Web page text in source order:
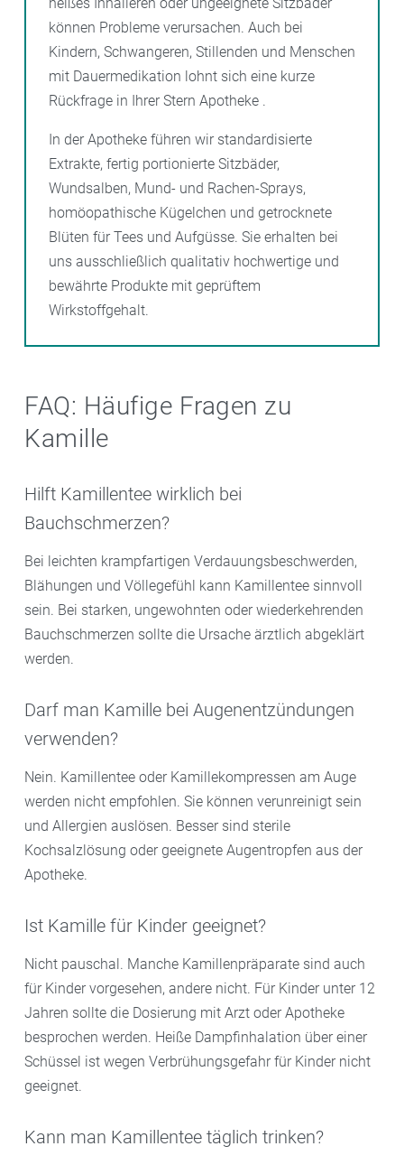
können Probleme verursachen. Auch bei
Kindern, Schwangeren, Stillenden und Menschen
mit Dauermedikation lohnt sich eine kurze
Rückfrage in Ihrer Stern Apotheke .
In der Apotheke führen wir standardisierte
Extrakte, fertig portionierte Sitzbäder,
Wundsalben, Mund- und Rachen-Sprays,
homöopathische Kügelchen und getrocknete
Blüten für Tees und Aufgüsse. Sie erhalten bei
uns ausschließlich qualitativ hochwertige und
bewährte Produkte mit geprüftem
Wirkstoffgehalt.
FAQ: Häufige Fragen zu
Kamille
Hilft Kamillentee wirklich bei
Bauchschmerzen?
Bei leichten krampfartigen Verdauungsbeschwerden,
Blähungen und Völlegefühl kann Kamillentee sinnvoll
sein. Bei starken, ungewohnten oder wiederkehrenden
Bauchschmerzen sollte die Ursache ärztlich abgeklärt
werden.
Darf man Kamille bei Augenentzündungen
verwenden?
Nein. Kamillentee oder Kamillekompressen am Auge
werden nicht empfohlen. Sie können verunreinigt sein
und Allergien auslösen. Besser sind sterile
Kochsalzlösung oder geeignete Augentropfen aus der
Apotheke.
Ist Kamille für Kinder geeignet?
Nicht pauschal. Manche Kamillenpräparate sind auch
für Kinder vorgesehen, andere nicht. Für Kinder unter 12
Jahren sollte die Dosierung mit Arzt oder Apotheke
besprochen werden. Heiße Dampfinhalation über einer
Schüssel ist wegen Verbrühungsgefahr für Kinder nicht
geeignet.
Kann man Kamillentee täglich trinken?